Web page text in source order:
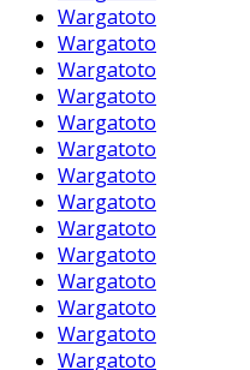
Wargatoto
Wargatoto
Wargatoto
Wargatoto
Wargatoto
Wargatoto
Wargatoto
Wargatoto
Wargatoto
Wargatoto
Wargatoto
Wargatoto
Wargatoto
Wargatoto